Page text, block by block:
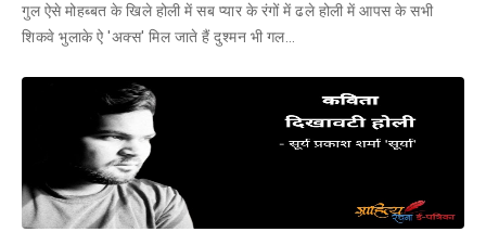
गुल ऐसे मोहब्बत के खिले होली में सब प्यार के रंगों में ढले होली में आपस के सभी
शिकवे भुलाके ऐ 'अक्स' मिल जाते हैं दुश्मन भी गल…